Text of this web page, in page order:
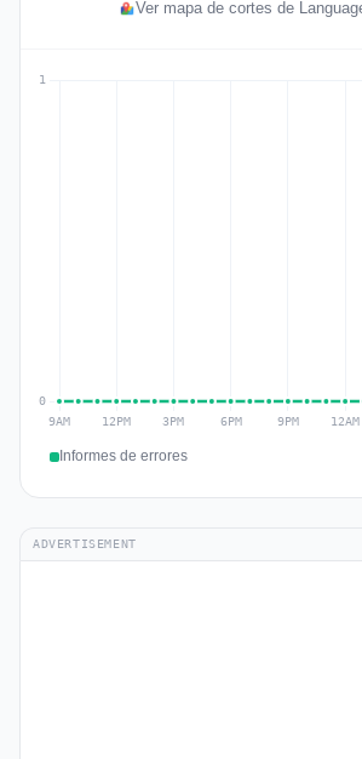
Ver mapa de cortes de
Informes de errores
ADVERTISEMENT